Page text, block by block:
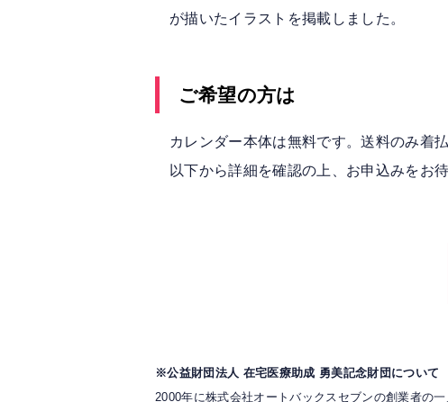
が描いたイラストを掲載しました。
ご希望の方は
カレンダー本体は無料です。送料のみ着
以下から詳細を確認の上、お申込みをお
※公益財団法人 在宅医療助成 勇美記念財団について
2000年に株式会社オートバックスセブンの創業者の